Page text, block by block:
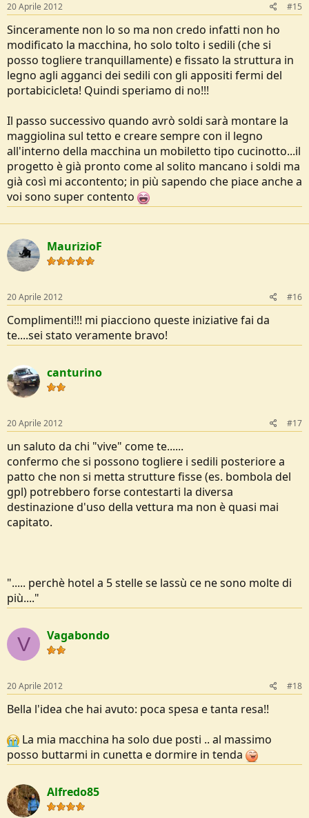
qualche aiuto da parte di nonna e "suocera" che hanno contribuito
Astronave
e le notti sono diventate spettacolari!
Testata all'adunata degli alpini di Torino e visto il risultato positivo
l'estate scorsa cia abbiamo dormito in 2 per più di 20 giorni tra
Garda, Alto adige, Ttrentino, Veneto e Friuli!
Che ne pensate?
20 Aprile 2012 #15
Sinceramente non lo so ma non credo infatti non ho
modificato la macchina, ho solo tolto i sedili (che si
posso togliere tranquillamente) e fissato la struttura in
legno agli agganci dei sedili con gli appositi fermi del
portabicicleta! Quindi speriamo di no!!!
Il passo successivo quando avrò soldi sarà montare la
maggiolina sul tetto e creare sempre con il legno
all'interno della macchina un mobiletto tipo cucinotto...il
progetto è già pronto come al solito mancano i soldi ma
già così mi accontento; in più sapendo che piace anche a
voi sono super contento
MaurizioF
20 Aprile 2012 #16
Complimenti!!! mi piacciono queste iniziative fai da
te....sei stato veramente bravo!
canturino
20 Aprile 2012 #17
un saluto da chi "vive" come te......
confermo che si possono togliere i sedili posteriore a
patto che non si metta strutture fisse (es. bombola del
gpl) potrebbero forse contestarti la diversa
destinazione d'uso della vettura ma non è quasi mai
capitato.
"..... perchè hotel a 5 stelle se lassù ce ne sono molte di
più...."
V Vagabondo
20 Aprile 2012 #18
Bella l'idea che hai avuto: poca spesa e tanta resa!!
La mia macchina ha solo due posti .. al massimo
posso buttarmi in cunetta e dormire in tenda
Alfredo85